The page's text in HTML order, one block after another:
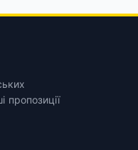
пропозиції